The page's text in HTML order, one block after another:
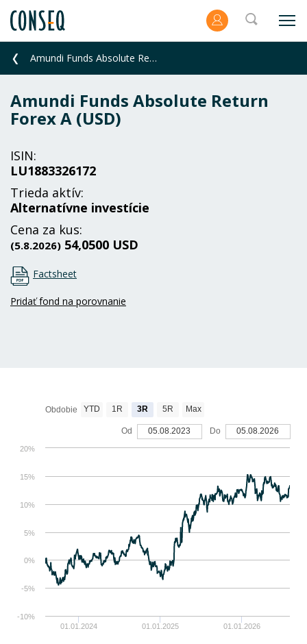
Amundi Funds Absolute Return Forex A (USD)
Amundi Funds Absolute Return
Forex A (USD)
ISIN:
LU1883326172
Trieda aktív:
Alternatívne investície
Cena za kus:
(5.8.2026) 54,0500 USD
Factsheet
Pridať fond na porovnanie
01.01.2024 01.01.2025 01.01.2026
-10%
-5%
0%
5%
10%
15%
20%
Obdobie YTD 1R 3R 5R Max
Od 05.08.2023 Do 05.08.2026